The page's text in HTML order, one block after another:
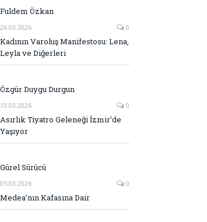
Fuldem Özkan
26.03.2026 0
Kadının Varoluş Manifestosu: Lena,
Leyla ve Diğerleri
Özgür Duygu Durgun
13.03.2026 0
Asırlık Tiyatro Geleneği İzmir’de
Yaşıyor
Gürel Sürücü
05.03.2026 0
Medea’nın Kafasına Dair